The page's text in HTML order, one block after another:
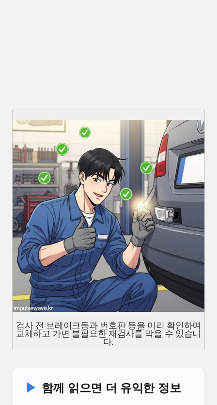
검사 전 브레이크등과 번호판 등을 미리 확인하여
교체하고 가면 불필요한 재검사를 막을 수 있습니
다.
▶ 함께 읽으면 더 유익한 정보